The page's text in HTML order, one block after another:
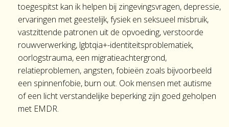
toegespitst kan ik helpen bij zingevingsvragen, depressie,
ervaringen met geestelijk, fysiek en seksueel misbruik,
vastzittende patronen uit de opvoeding, verstoorde
rouwverwerking, lgbtqia+-identiteitsproblematiek,
oorlogstrauma, een migratieachtergrond,
relatieproblemen, angsten, fobieën zoals bijvoorbeeld
een spinnenfobie, burn out. Ook mensen met autisme
of een licht verstandelijke beperking zijn goed geholpen
met EMDR.